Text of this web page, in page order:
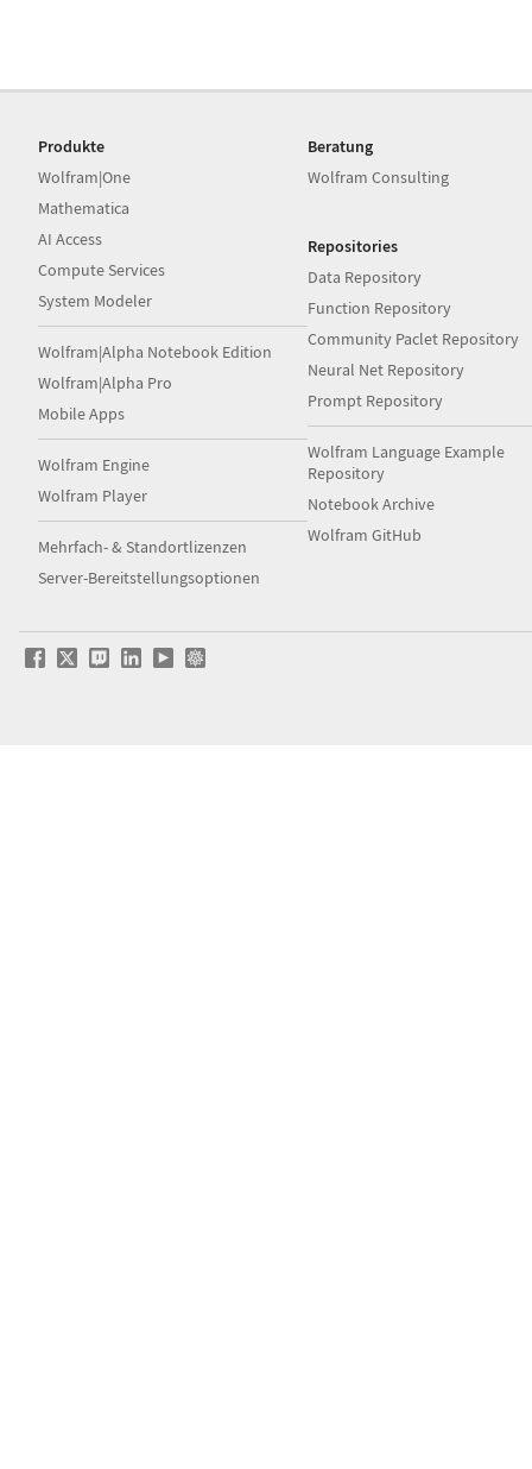
Produkte
Wolfram|One
Mathematica
AI Access
Compute Services
System Modeler
Wolfram|Alpha Notebook Edition
Wolfram|Alpha Pro
Mobile Apps
Wolfram Engine
Wolfram Player
Mehrfach- & Standortlizenzen
Server-Bereitstellungsoptionen
Beratung
Wolfram Consulting
Repositories
Data Repository
Function Repository
Community Paclet Repository
Neural Net Repository
Prompt Repository
Wolfram Language Example
Repository
Notebook Archive
Wolfram GitHub